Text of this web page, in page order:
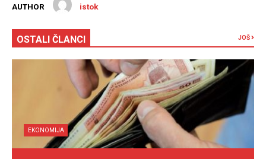
AUTHOR istok
OSTALI ČLANCI JOŠ
EKONOMIJA